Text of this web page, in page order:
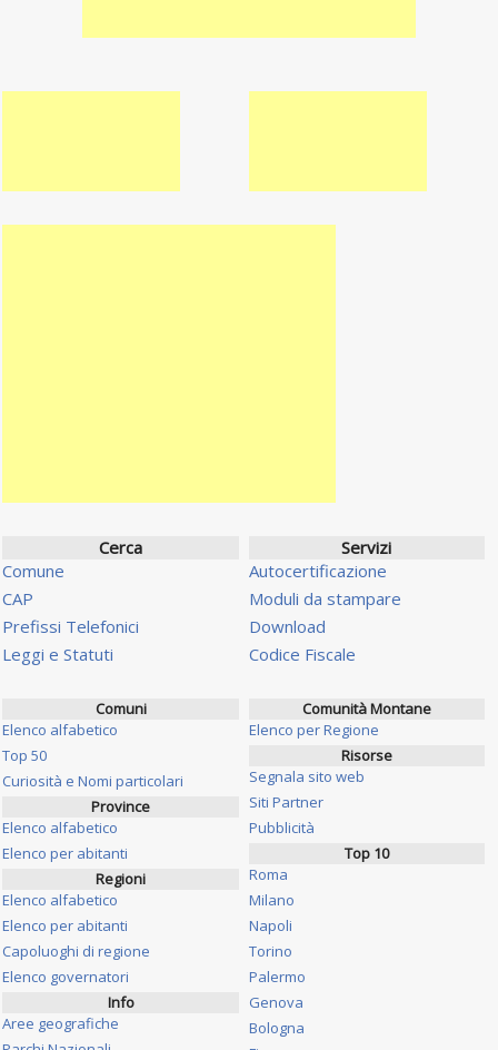
Cerca
Comune
CAP
Prefissi Telefonici
Leggi e Statuti
Servizi
Autocertificazione
Moduli da stampare
Download
Codice Fiscale
Comuni
Elenco alfabetico
Top 50
Curiosità e Nomi particolari
Province
Elenco alfabetico
Elenco per abitanti
Regioni
Elenco alfabetico
Elenco per abitanti
Capoluoghi di regione
Elenco governatori
Info
Aree geografiche
Comunità Montane
Elenco per Regione
Risorse
Segnala sito web
Siti Partner
Pubblicità
Top 10
Roma
Milano
Napoli
Torino
Palermo
Genova
Bologna